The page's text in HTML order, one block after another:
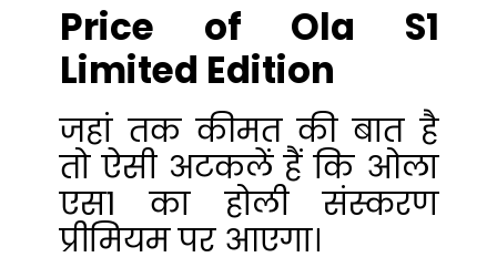
Price of Ola S1
Limited Edition
जहां तक कीमत की बात है
तो ऐसी अटकलें हैं कि ओला
एस1 का होली संस्करण
प्रीमियम पर आएगा।